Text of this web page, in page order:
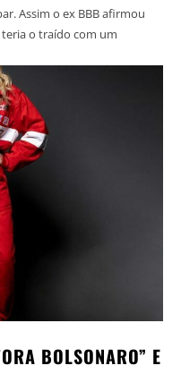
o traído com um
BOLSONARO” E